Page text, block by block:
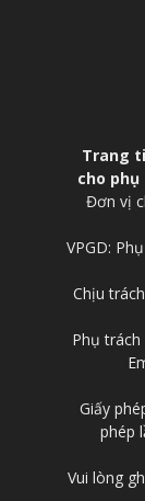
Trang
cho
Đơn vị
VPGD:
Chịu
Phụ trách
Giấy
phép
Vui lòng